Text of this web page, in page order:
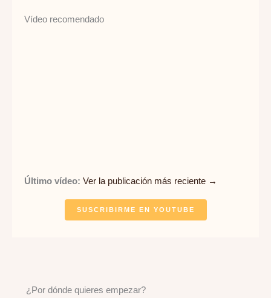
Vídeo recomendado
Último vídeo: Ver la publicación más reciente →
SUSCRIBIRME EN YOUTUBE
¿Por dónde quieres empezar?